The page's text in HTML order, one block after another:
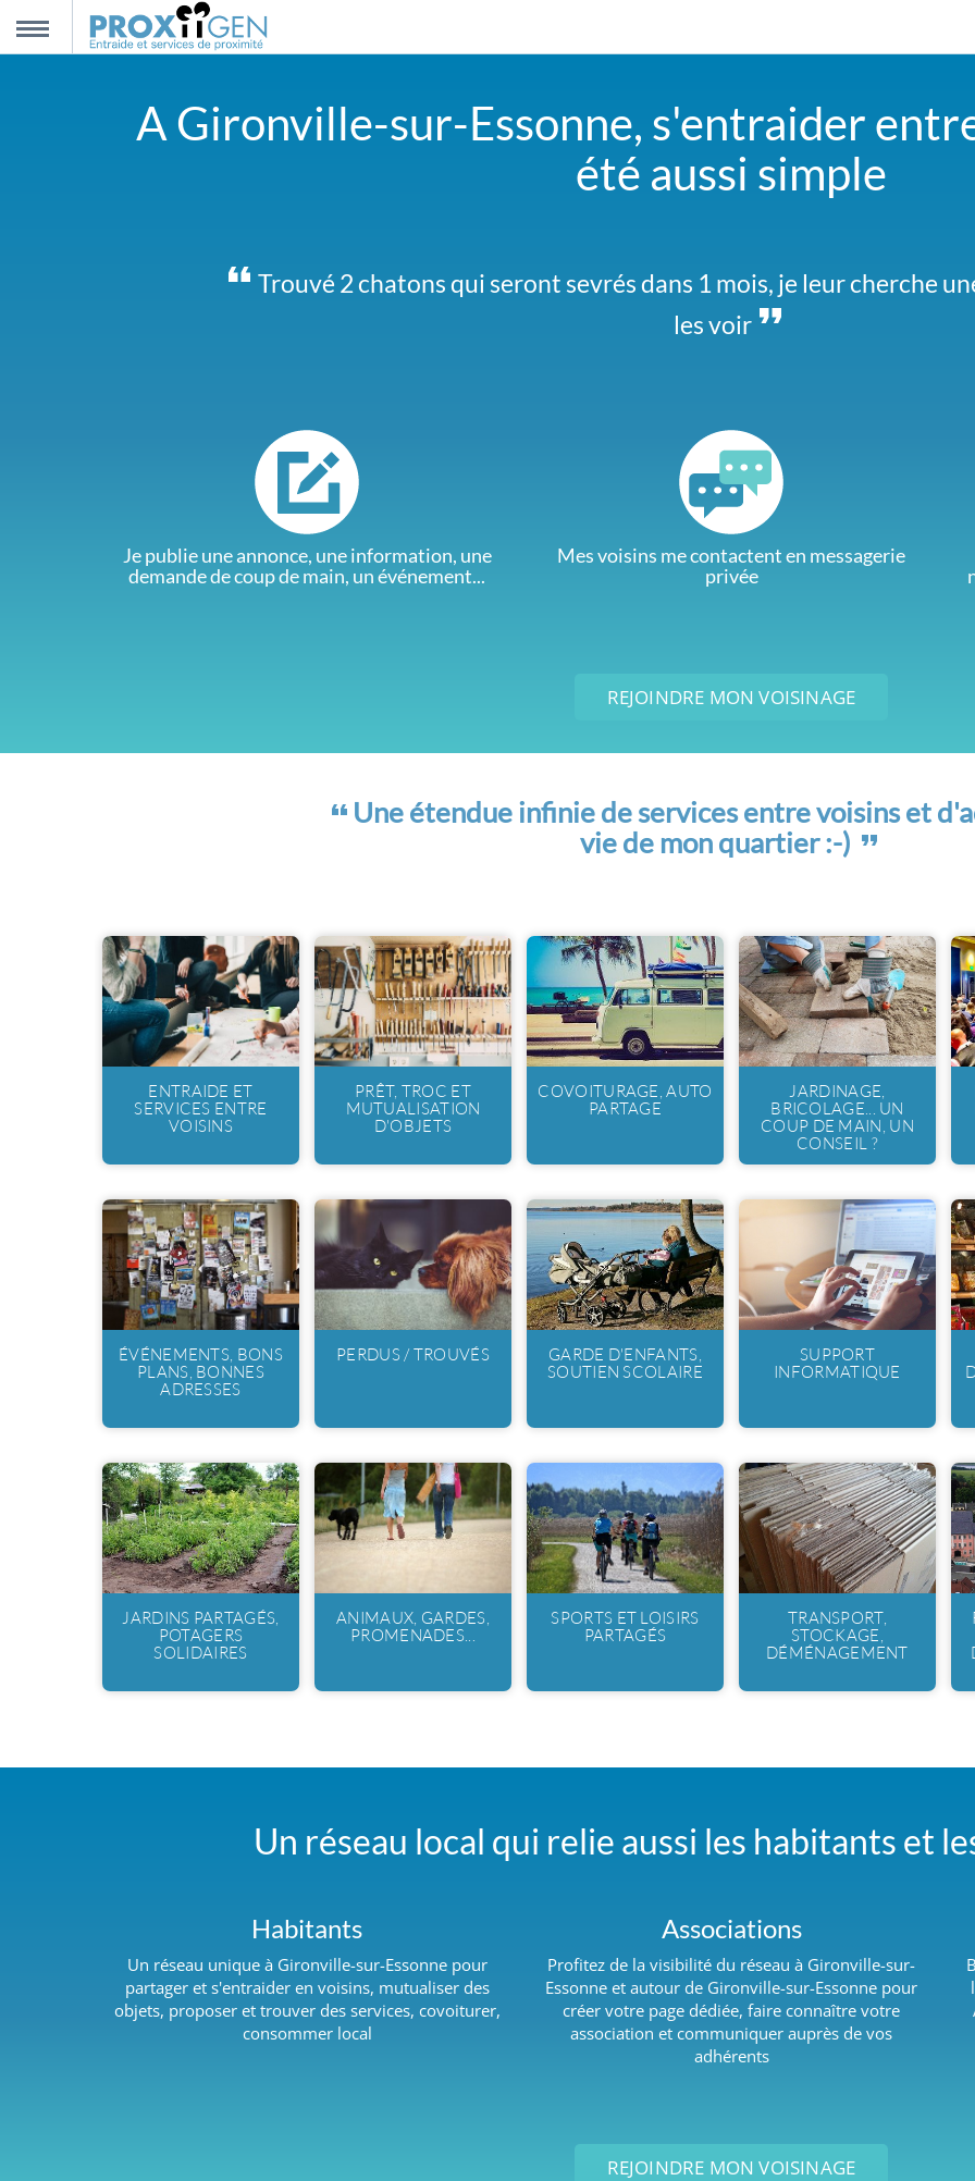
A Gironville-sur-Essonne, s'entraider
été aussi simple
Trouvé 2 chatons qui seront sevrés dans 1 mois, je leur cherche
les voir
Je viens d'emménager, je recherche une AMAP dans le coin. Un
voisins
Je publie une annonce, une information, une
demande de coup de main, un événement...
Mes voisins me contactent en messagerie
privée
REJOINDRE MON VOISINAGE
Une étendue infinie de services entre voisins et
vie de mon quartier :-)
ENTRAIDE ET
SERVICES ENTRE
VOISINS
PRÊT, TROC ET
MUTUALISATION
D'OBJETS
COVOITURAGE, AUTO
PARTAGE
JARDINAGE,
BRICOLAGE... UN
COUP DE MAIN, UN
CONSEIL ?
ÉVÉNEMENTS, BONS
PLANS, BONNES
ADRESSES
PERDUS / TROUVÉS
GARDE D'ENFANTS,
SOUTIEN SCOLAIRE
SUPPORT
INFORMATIQUE
JARDINS PARTAGÉS,
POTAGERS
SOLIDAIRES
ANIMAUX, GARDES,
PROMENADES...
SPORTS ET LOISIRS
PARTAGÉS
TRANSPORT,
STOCKAGE,
DÉMÉNAGEMENT
Un réseau local qui relie aussi les habitants et
Habitants
Un réseau unique à Gironville-sur-Essonne pour
partager et s'entraider en voisins, mutualiser des
objets, proposer et trouver des services, covoiturer,
consommer local
Associations
Profitez de la visibilité du réseau à Gironville-sur-
Essonne et autour de Gironville-sur-Essonne pour
créer votre page dédiée, faire connaître votre
association et communiquer auprès de vos
adhérents
REJOINDRE MON VOISINAGE